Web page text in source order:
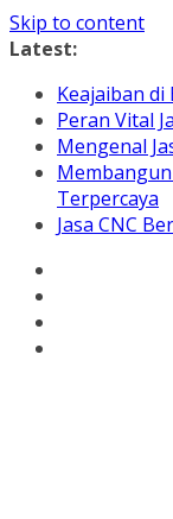
Skip to content
Latest:
Keajaiban di
Peran Vital
Mengenal
Terpercaya
Jasa CNC